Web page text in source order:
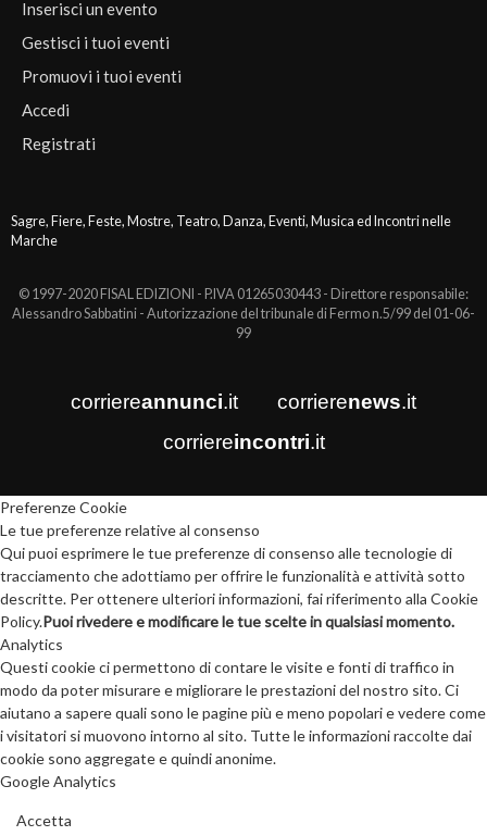
Inserisci un evento
Gestisci i tuoi eventi
Promuovi i tuoi eventi
Accedi
Registrati
Sagre, Fiere, Feste, Mostre, Teatro, Danza, Eventi, Musica ed Incontri nelle
Marche
© 1997-2020 FISAL EDIZIONI - P.IVA 01265030443 - Direttore responsabile:
Alessandro Sabbatini - Autorizzazione del tribunale di Fermo n.5/99 del 01-06-
99
corriereannunci.it corrierenews.it
corriereincontri.it
Preferenze Cookie
Le tue preferenze relative al consenso
Qui puoi esprimere le tue preferenze di consenso alle tecnologie di
tracciamento che adottiamo per offrire le funzionalità e attività sotto
descritte. Per ottenere ulteriori informazioni, fai riferimento alla Cookie
Policy.Puoi rivedere e modificare le tue scelte in qualsiasi momento.
Analytics
Questi cookie ci permettono di contare le visite e fonti di traffico in
modo da poter misurare e migliorare le prestazioni del nostro sito. Ci
aiutano a sapere quali sono le pagine più e meno popolari e vedere come
i visitatori si muovono intorno al sito. Tutte le informazioni raccolte dai
cookie sono aggregate e quindi anonime.
Google Analytics
Accetta